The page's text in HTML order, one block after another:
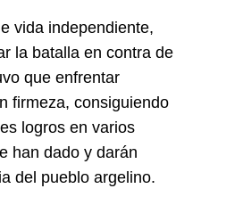
vida independiente,
la batalla en contra de
que enfrentar
firmeza, consiguiendo
logros en varios
han dado y darán
del pueblo argelino.